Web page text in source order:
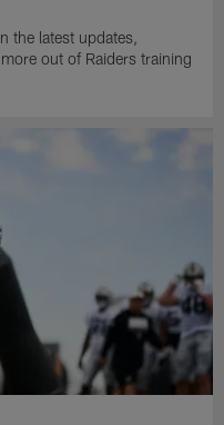
the latest updates,
out of Raiders training